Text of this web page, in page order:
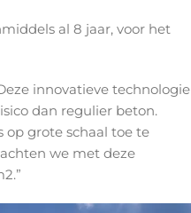
al 8 jaar, voor het
innovatieve technologie
dan regulier beton.
grote schaal toe te
we met deze